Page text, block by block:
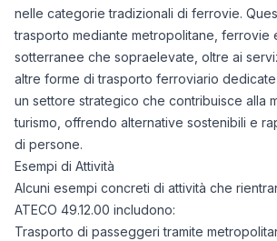
nelle categorie tradizionali di ferrovie.
trasporto mediante metropolitane, ferrovie
sotterranee che sopraelevate, oltre ai
altre forme di trasporto ferroviario dedicate
un settore strategico che contribuisce alla
turismo, offrendo alternative sostenibili e
di persone.
Esempi di Attività
Alcuni esempi concreti di attività che
ATECO 49.12.00 includono:
Trasporto di passeggeri tramite